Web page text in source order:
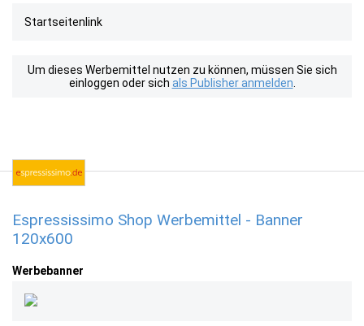
Startseitenlink
Um dieses Werbemittel nutzen zu können, müssen Sie sich
einloggen oder sich als Publisher anmelden
Espressissimo Shop Werbemittel - Banner
120x600
Werbebanner